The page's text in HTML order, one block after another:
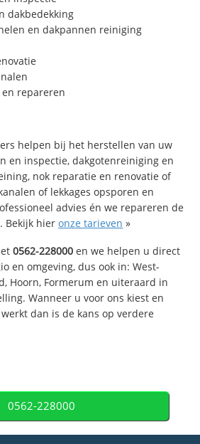
dakbedekking
en dakpannen reiniging
en repareren
helpen bij het herstellen van uw
en inspectie, dakgotenreiniging en
nok reparatie en renovatie of
of lekkages opsporen en
advies én we repareren de
Bekijk hieronze tarieven »
0562-228000 en we helpen u direct
en omgeving, dus ook in: West-
Hoorn, Formerum en uiteraard in
Wanneer u voor ons kiest en
dan is de kans op verdere
0562-228000